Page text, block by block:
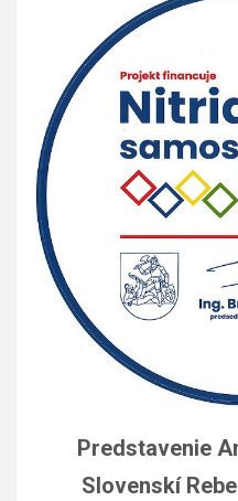
Predstavenie
Slovenskí